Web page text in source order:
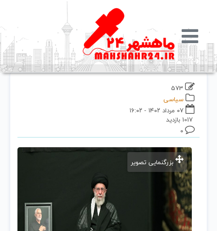
سیاسی
1017 بازدید
۰
بزرگنمایی تصویر